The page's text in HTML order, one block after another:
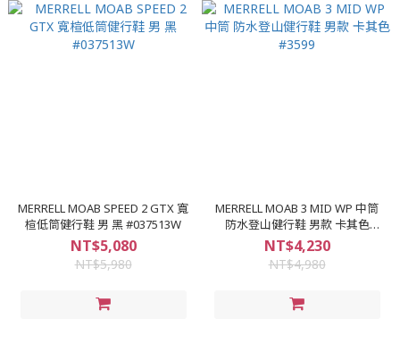
MERRELL MOAB SPEED 2 GTX 寬
楦低筒健行鞋 男 黑 #037513W
NT$5,080
NT$5,980
MERRELL MOAB 3 MID WP 中筒
防水登山健行鞋 男款 卡其色
#3599
NT$4,230
NT$4,980